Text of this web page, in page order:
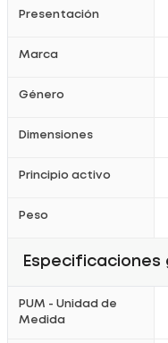
Presentación
Marca
Género
Dimensiones
Principio activo
Peso
Especificaciones
PUM - Unidad de
Medida